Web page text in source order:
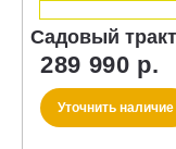
Садовый
289 990 р.
Уточнить наличие